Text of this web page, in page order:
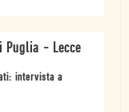
Puglia - Lecce
intervista a